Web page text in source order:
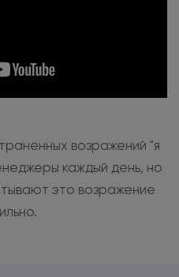
возражений "я
каждый день, но
это возражение